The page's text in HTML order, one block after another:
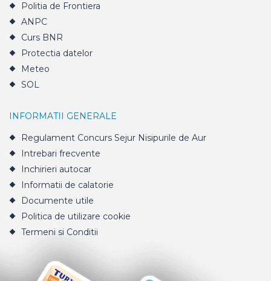
Politia de Frontiera
ANPC
Curs BNR
Protectia datelor
Meteo
SOL
INFORMATII GENERALE
Regulament Concurs Sejur Nisipurile de Aur
Intrebari frecvente
Inchirieri autocar
Informatii de calatorie
Documente utile
Politica de utilizare cookie
Termeni si Conditii